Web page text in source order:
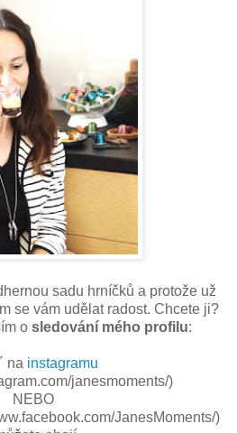
sadu hrníčků a protože už
se vám udělat radost. Chcete ji?
o sledování mého profilu:
na instagramu
janesmoments/)
NEBO
JanesMoments/)